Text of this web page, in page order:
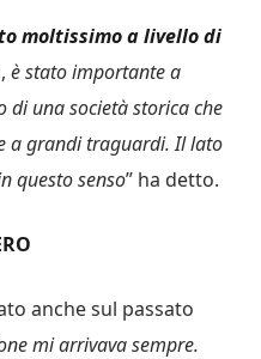
moltissimo a livello di
, è stato importante a
di una società storica che
a grandi traguardi. Il lato
questo senso” ha detto.
anche sul passato
mi arrivava sempre.